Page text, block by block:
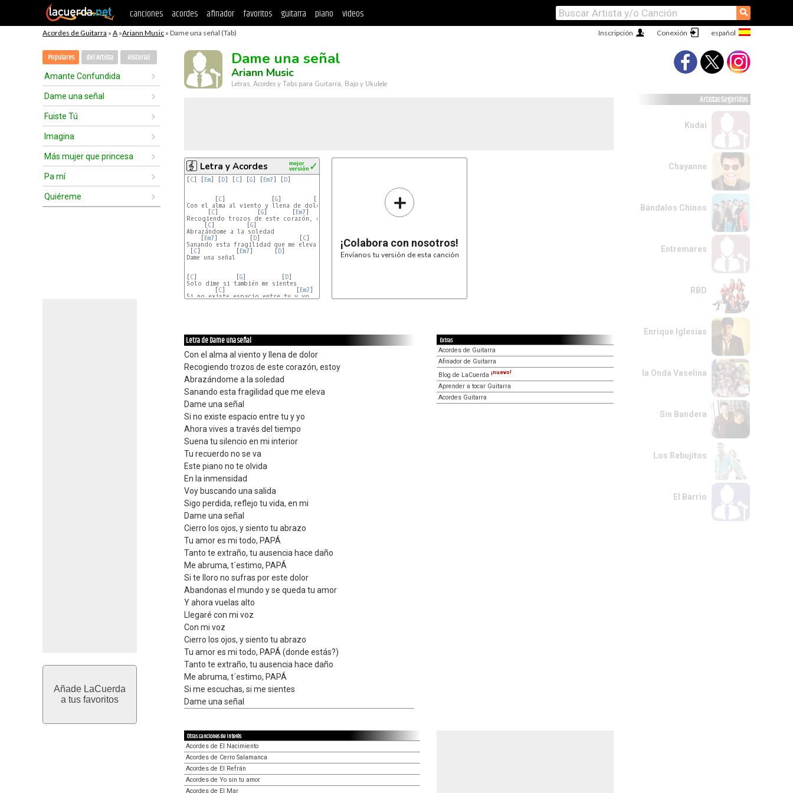
canciones acordes afinador favoritos guitarra piano videos ⚲
Acordes de Guitarra » A »Ariann Music » Dame una señal (Tab) Conexión
Inscripción
Populares del Artista Historial
Amante Confundida
Dame una señal
Fuiste Tú
Imagina
Más mujer que princesa
Pa mí
Quiéreme
Añade LaCuerda
a tus favoritos
Dame una señal
Ariann Music
Letras, Acordes y Tabs para Guitarra, Bajo y Ukulele
Letra y Acordes ✓
mejor
versión
[C] [Em] [D] [C] [G] [Em7] [D]
        [
C]             [G]         [
Con el alma al viento y llena de dolor
      [
C]           [G]       [Em7]     [
Recogiendo trozos de este corazón, estoy
     [
C]         [G]
Abrazándome a la soledad
    [
Em7]         [D]           [C]
Sanando esta fragilidad que me eleva
[C]          [Em7]      [D]
Dame una señal
[C]           [G]          [D]
Solo dime si también me sientes
        [
C]                    [Em7]     [
Si no existe espacio entre tu y yo
+
¡Colabora con nosotros!
Envíanos tu versión de esta canción
Letra de Dame una señal
Con el alma al viento y llena de dolor
Recogiendo trozos de este corazón, estoy
Abrazándome a la soledad
Sanando esta fragilidad que me eleva
Dame una señal
Si no existe espacio entre tu y yo
Ahora vives a través del tiempo
Suena tu silencio en mi interior
Tu recuerdo no se va
Este piano no te olvida
En la inmensidad
Voy buscando una salida
Sigo perdida, reflejo tu vida, en mi
Dame una señal
Cierro los ojos, y siento tu abrazo
Tu amor es mi todo, PAPÁ
Tanto te extraño, tu ausencia hace daño
Me abruma, t´estimo, PAPÁ
Si te lloro no sufras por este dolor
Abandonas el mundo y se queda tu amor
Y ahora vuelas alto
Llegaré con mi voz
Con mi voz
Cierro los ojos, y siento tu abrazo
Tu amor es mi todo, PAPÁ (donde estás?)
Tanto te extraño, tu ausencia hace daño
Me abruma, t´estimo, PAPÁ
Si me escuchas, si me sientes
Dame una señal
Extras
Acordes de Guitarra
Afinador de Guitarra
Blog de LaCuerda ¡nuevo!
Aprender a tocar Guitarra
Acordes Guitarra
Otras canciones de interés
Acordes de El Nacimiento
Acordes de Cerro Salamanca
Acordes de El Refrán
Acordes de Yo sin tu amor
Acordes de El Mar
Artistas Sugeridos
Kudai
Chayanne
Bándalos Chinos
Entremares
RBD
Enrique Iglesias
la Onda Vaselina
Sin Bandera
Los Rebujitos
El Barrio